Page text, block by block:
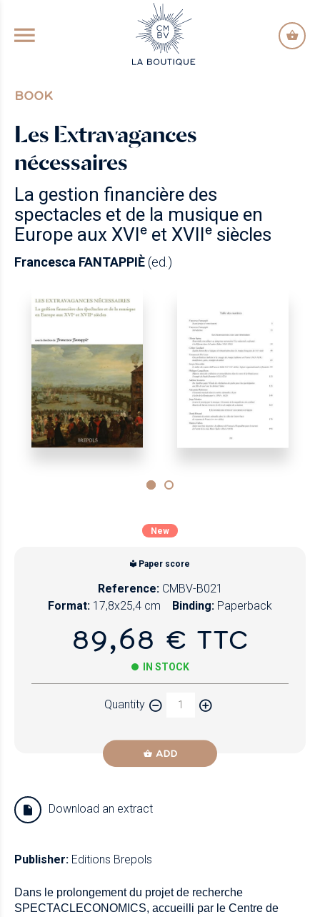
GO TO PRINCIPAL CONTENT
BOOK
Les Extravagances
nécessaires
La gestion financière des
spectacles et de la musique en
Europe aux XVIᵉ et XVIIᵉ siècles
Francesca FANTAPPIÈ(ed.)
New
Paper score
Reference: CMBV-B021
Format: 17,8x25,4 cm Binding: Paperback
89,68 € TTC
IN STOCK
Quantity
ADD
Download an extract
Publisher: Editions Brepols
Dans le prolongement du projet de recherche
SPECTACLECONOMICS, accueilli par le Centre de